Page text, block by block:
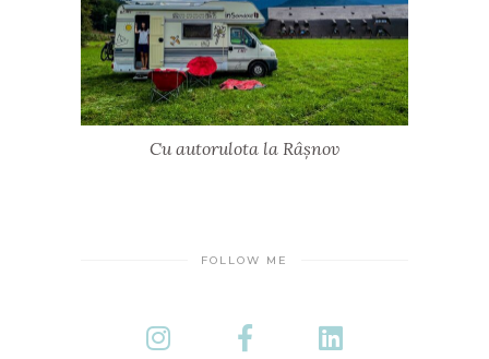
Cu autorulota la Râșnov
FOLLOW ME